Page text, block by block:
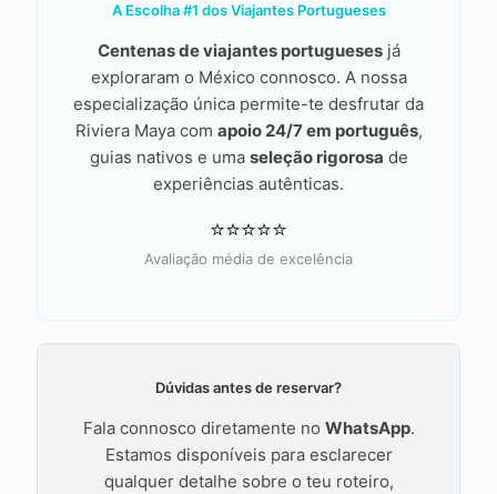
A Escolha #1 dos Viajantes Portugueses
Centenas de viajantes portuguesesjá
exploraram o México connosco. A nossa
especialização única permite-te desfrutar da
Riviera Maya com apoio 24/7 em português,
guias nativos e uma seleção rigorosa de
experiências autênticas.
⭐⭐⭐⭐⭐
Avaliação média de excelência
Dúvidas antes de reservar?
Fala connosco diretamente no WhatsApp.
Estamos disponíveis para esclarecer
qualquer detalhe sobre o teu roteiro,